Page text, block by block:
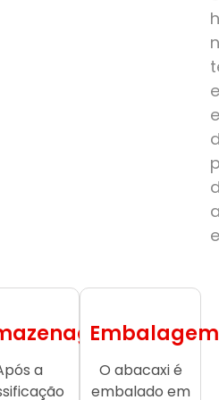
e
a
Embalagem
O abacaxi é
embalado em